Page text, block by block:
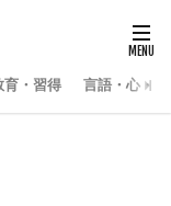
育・習得 言語・心・